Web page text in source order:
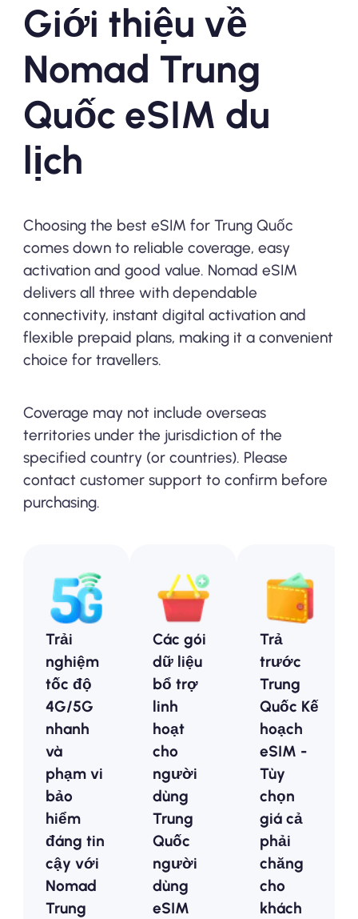
Giới thiệu về
Nomad Trung
Quốc eSIM du
lịch
Choosing the best eSIM for Trung Quốc
comes down to reliable coverage, easy
activation and good value. Nomad eSIM
delivers all three with dependable
connectivity, instant digital activation and
flexible prepaid plans, making it a convenient
choice for travellers.
Coverage may not include overseas
territories under the jurisdiction of the
specified country (or countries). Please
contact customer support to confirm before
purchasing.
Trải
nghiệm
tốc độ
4G/5G
nhanh
và
phạm vi
bảo
hiểm
đáng tin
cậy với
Nomad
Trung
Các gói
dữ liệu
bổ trợ
linh
hoạt
cho
người
dùng
Trung
Quốc
người
dùng
eSIM
Trả
trước
Trung
Quốc Kế
hoạch
eSIM -
Tùy
chọn
giá cả
phải
chăng
cho
khách